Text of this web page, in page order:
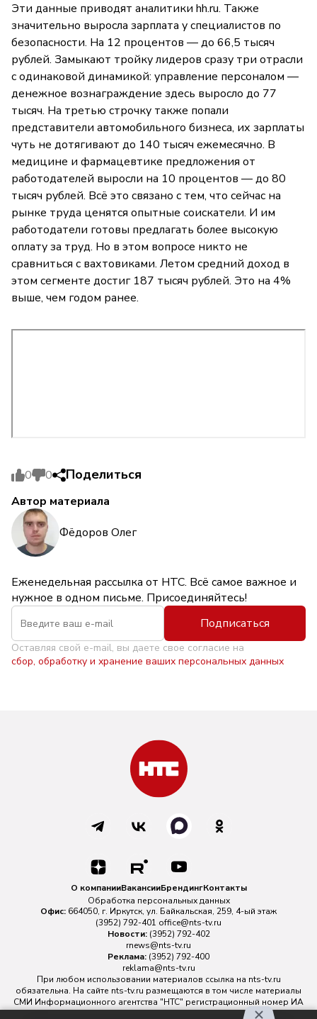
Эти данные приводят аналитики hh.ru. Также
значительно выросла зарплата у специалистов по
безопасности. На 12 процентов — до 66,5 тысяч
рублей. Замыкают тройку лидеров сразу три отрасли
с одинаковой динамикой: управление персоналом —
денежное вознаграждение здесь выросло до 77
тысяч. На третью строчку также попали
представители автомобильного бизнеса, их зарплаты
чуть не дотягивают до 140 тысяч ежемесячно. В
медицине и фармацевтике предложения от
работодателей выросли на 10 процентов — до 80
тысяч рублей. Всё это связано с тем, что сейчас на
рынке труда ценятся опытные соискатели. И им
работодатели готовы предлагать более высокую
оплату за труд. Но в этом вопросе никто не
сравниться с вахтовиками. Летом средний доход в
этом сегменте достиг 187 тысяч рублей. Это на 4%
выше, чем годом ранее.
0 0 Поделиться
Автор материала
Фёдоров Олег
Еженедельная рассылка от НТС. Всё самое важное и
нужное в одном письме. Присоединяйтесь!
Подписаться
Оставляя свой e-mail, вы даете свое согласие на
сбор, обработку и хранение ваших персональных данных
О компанииВакансииБрендингКонтакты
Обработка персональных данных
Офис: 664050, г. Иркутск, ул. Байкальская, 259, 4-ый этаж
(3952) 792-401 office@nts-tv.ru
Новости: (3952) 792-402
rnews@nts-tv.ru
Реклама: (3952) 792-400
reklama@nts-tv.ru
При любом использовании материалов ссылка на nts-tv.ru
обязательна. На сайте nts-tv.ru размещаются в том числе материалы
СМИ Информационного агентства "НТС" регистрационный номер ИА
№ ФС 77 - 88763 зарегистрировано Федеральной службой по